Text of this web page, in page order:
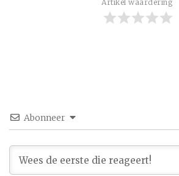
Artikel waardering
Abonneer